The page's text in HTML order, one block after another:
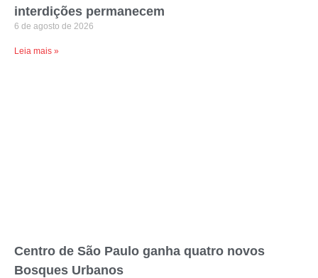
interdições permanecem
6 de agosto de 2026
Leia mais »
Centro de São Paulo ganha quatro novos
Bosques Urbanos